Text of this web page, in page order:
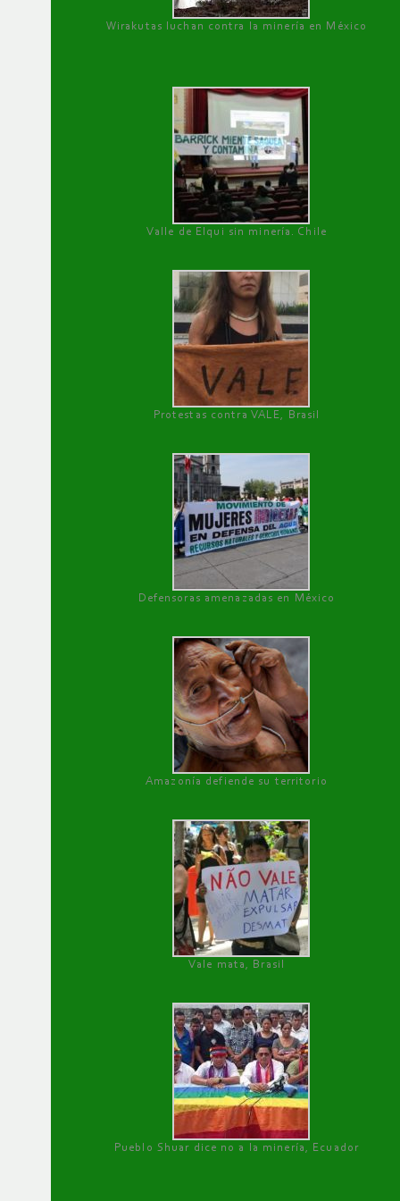
Wirakutas luchan contra la minería en México
Valle de Elqui sin minería. Chile
Protestas contra VALE, Brasil
Defensoras amenazadas en México
Amazonía defiende su territorio
Vale mata, Brasil
Pueblo Shuar dice no a la minería, Ecuador